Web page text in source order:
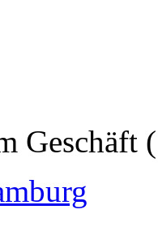
Geschäft